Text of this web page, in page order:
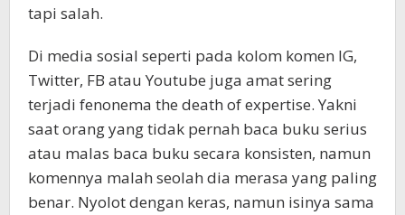
tapi salah.
Di media sosial seperti pada kolom komen IG,
Twitter, FB atau Youtube juga amat sering
terjadi fenonema the death of expertise. Yakni
saat orang yang tidak pernah baca buku serius
atau malas baca buku secara konsisten, namun
komennya malah seolah dia merasa yang paling
benar. Nyolot dengan keras, namun isinya sama